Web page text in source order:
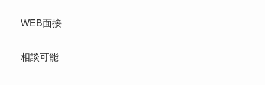
WEB面接
相談可能